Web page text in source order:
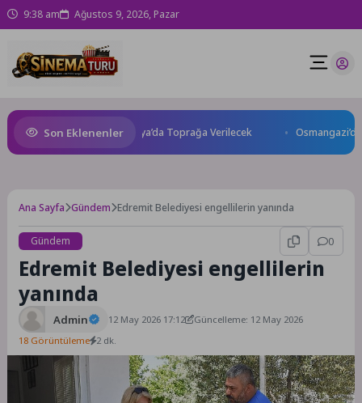
9:38 am Ağustos 9, 2026, Pazar
Son Eklenenler
Kaybetti: Kuzey Makedonya’da Toprağa Verilecek Osmangazi’de
Ana Sayfa Gündem Edremit Belediyesi engellilerin yanında
Gündem 0
Edremit Belediyesi engellilerin
yanında
Admin 12 May 2026 17:12
Güncelleme: 12 May 2026
18 Görüntüleme 2 dk.